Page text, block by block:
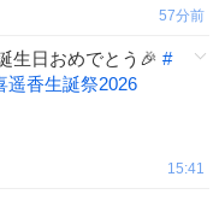
57分前
生日おめでとう🎉 #
遥香生誕祭2026
15:41